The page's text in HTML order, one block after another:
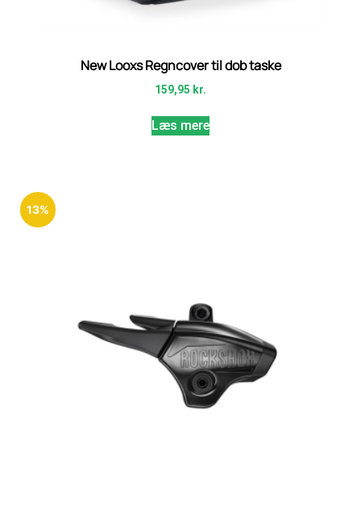
New Looxs Regncover til dob taske
159,95 kr.
Læs mere
13%